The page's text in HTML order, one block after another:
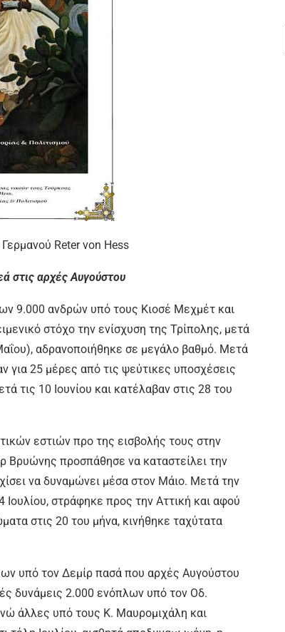
Reter von Hess
στις αρχές Αυγούστου
9.000 ανδρών υπό τους Κιοσέ Μεχμέτ και
στόχο την ενίσχυση της Τρίπολης, μετά
αδρανοποιήθηκε σε μεγάλο βαθμό. Μετά
για 25 μέρες από τις ψεύτικες υποσχέσεις
τις 10 Ιουνίου και κατέλαβαν στις 28 του
εστιών προ της εισβολής τους στην
προσπάθησε να καταστείλει την
να δυναμώνει μέσα στον Μάιο. Μετά την
στράφηκε προς την Αττική και αφού
στις 20 του μήνα, κινήθηκε ταχύτατα
υπό τον Δεμίρ πασά που αρχές Αυγούστου
δυνάμεις 2.000 ενόπλων υπό τον Οδ.
άλλες υπό τους Κ. Μαυρομιχάλη και